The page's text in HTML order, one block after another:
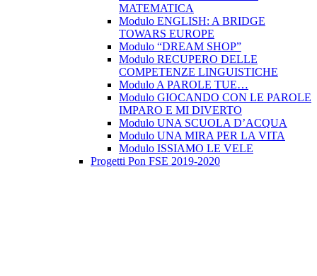
MATEMATICA
Modulo ENGLISH: A BRIDGE
TOWARS EUROPE
Modulo “DREAM SHOP”
Modulo RECUPERO DELLE
COMPETENZE LINGUISTICHE
Modulo A PAROLE TUE…
Modulo GIOCANDO CON LE PAROLE
IMPARO E MI DIVERTO
Modulo UNA SCUOLA D’ACQUA
Modulo UNA MIRA PER LA VITA
Modulo ISSIAMO LE VELE
Progetti Pon FSE 2019-2020